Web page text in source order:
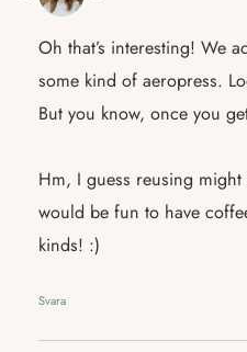
Oh that’s interesting! We
some kind of aeropress.
But you know, once you
Hm, I guess reusing
would be fun to have
kinds! :)
Svara